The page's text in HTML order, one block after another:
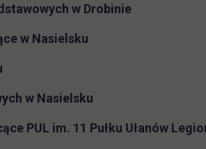
w Drobinie
w Nasielsku
w Nasielsku
PUL im. 11 Pułku Ułanów